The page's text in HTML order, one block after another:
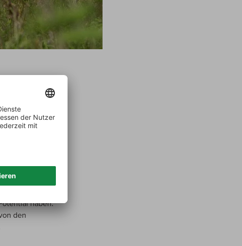
hier
Mischung
mit Dirk
kleine
werden unter
es folgt
Traube
haben.
den